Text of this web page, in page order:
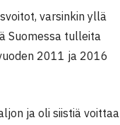
varsinkin yllä
Suomessa tulleita
2011 ja 2016
ja oli siistiä voittaa